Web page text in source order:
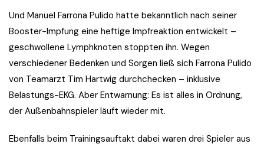
Und Manuel Farrona Pulido hatte bekanntlich nach seiner
Booster-Impfung eine heftige Impfreaktion entwickelt –
geschwollene Lymphknoten stoppten ihn. Wegen
verschiedener Bedenken und Sorgen ließ sich Farrona Pulido
von Teamarzt Tim Hartwig durchchecken – inklusive
Belastungs-EKG. Aber Entwarnung: Es ist alles in Ordnung,
der Außenbahnspieler läuft wieder mit.
Ebenfalls beim Trainingsauftakt dabei waren drei Spieler aus